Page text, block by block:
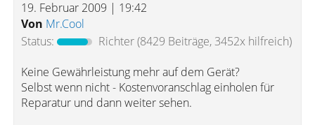
19. Februar 2009 | 19:42
Von Mr.Cool
Status:
Richter(8429 Beiträge, 3452x hilfreich)
Keine Gewährleistung mehr auf dem Gerät?
Selbst wenn nicht - Kostenvoranschlag einholen für
Reparatur und dann weiter sehen.